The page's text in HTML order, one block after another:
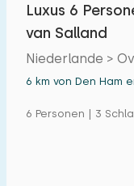
Zugänglichkeit
Luxus 6
van Salland
Niederlande >
6 km von Den Ham
6 Personen | 3